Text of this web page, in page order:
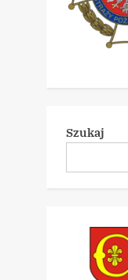
Szukaj